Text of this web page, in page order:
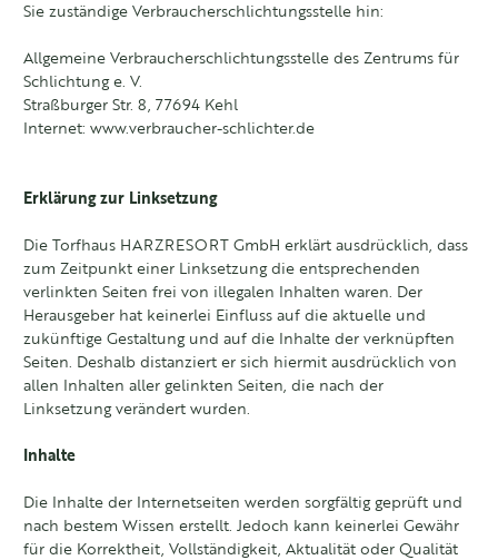
Sie zuständige Verbraucherschlichtungsstelle hin:
Allgemeine Verbraucherschlichtungsstelle des Zentrums für
Schlichtung e. V.
Straßburger Str. 8, 77694 Kehl
Internet: www.verbraucher-schlichter.de
Erklärung zur Linksetzung
Die Torfhaus HARZRESORT GmbH erklärt ausdrücklich, dass
zum Zeitpunkt einer Linksetzung die entsprechenden
verlinkten Seiten frei von illegalen Inhalten waren. Der
Herausgeber hat keinerlei Einfluss auf die aktuelle und
zukünftige Gestaltung und auf die Inhalte der verknüpften
Seiten. Deshalb distanziert er sich hiermit ausdrücklich von
allen Inhalten aller gelinkten Seiten, die nach der
Linksetzung verändert wurden.
Inhalte
Die Inhalte der Internetseiten werden sorgfältig geprüft und
nach bestem Wissen erstellt. Jedoch kann keinerlei Gewähr
für die Korrektheit, Vollständigkeit, Aktualität oder Qualität